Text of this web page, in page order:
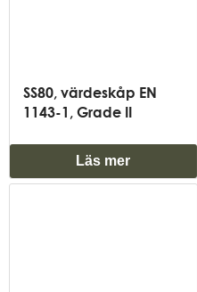
SS80, värdeskåp EN
1143-1, Grade II
Läs mer